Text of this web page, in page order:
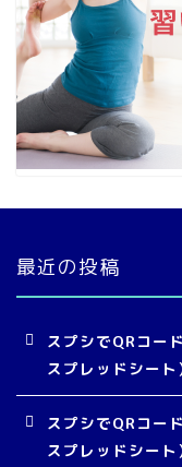
最近の投稿
スプシでQRコー
スプレッドシート
スプシでQRコー
スプレッドシート